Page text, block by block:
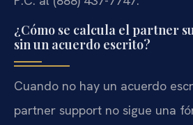
¿Cómo se calcula el partner
sin un acuerdo escrito?
Cuando no hay un acuerdo
partner support no sigue una